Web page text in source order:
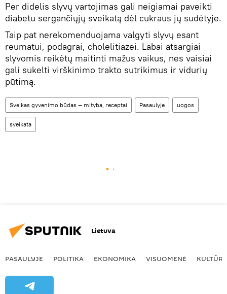
Per didelis slyvų vartojimas gali neigiamai paveikti
diabetu sergančiųjų sveikatą dėl cukraus jų sudėtyje.
Taip pat nerekomenduojama valgyti slyvų esant
reumatui, podagrai, cholelitiazei. Labai atsargiai
slyvomis reikėtų maitinti mažus vaikus, nes vaisiai
gali sukelti virškinimo trakto sutrikimus ir vidurių
pūtimą.
Sveikas gyvenimo būdas — mityba, receptai Pasaulyje uogos
sveikata
Lietuva
PASAULYJE POLITIKA EKONOMIKA VISUOMENĖ KULTŪRA